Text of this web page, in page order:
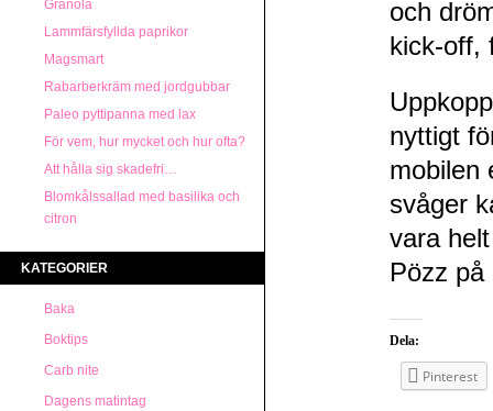
Granola
Lammfärsfyllda paprikor
Magsmart
Rabarberkräm med jordgubbar
Paleo pyttipanna med lax
För vem, hur mycket och hur ofta?
Att hålla sig skadefri…
Blomkålssallad med basilika och
citron
KATEGORIER
Baka
Boktips
Carb nite
Dagens matintag
och
kick-off,
nyttigt
mobilen
svåger
vara
Pözz på
Dela:
Pinterest